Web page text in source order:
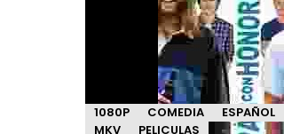
1080P COMEDIA ESPAÑOL
MKV
PELICULAS